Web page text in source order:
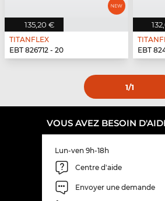
135,20 €
TITANFLEX
EBT 826712 - 20
EBT
1/1
VOUS AVEZ BESOIN
Lun-ven 9h-18h
Centre d'aide
Envoyer une demande